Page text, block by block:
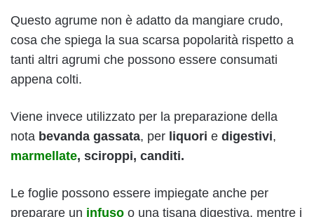
Questo agrume non è adatto da mangiare crudo,
cosa che spiega la sua scarsa popolarità rispetto a
tanti altri agrumi che possono essere consumati
appena colti.
Viene invece utilizzato per la preparazione della
nota bevanda gassata, per liquori e digestivi,
marmellate, sciroppi, canditi.
Le foglie possono essere impiegate anche per
preparare un infuso o una tisana digestiva, mentre i